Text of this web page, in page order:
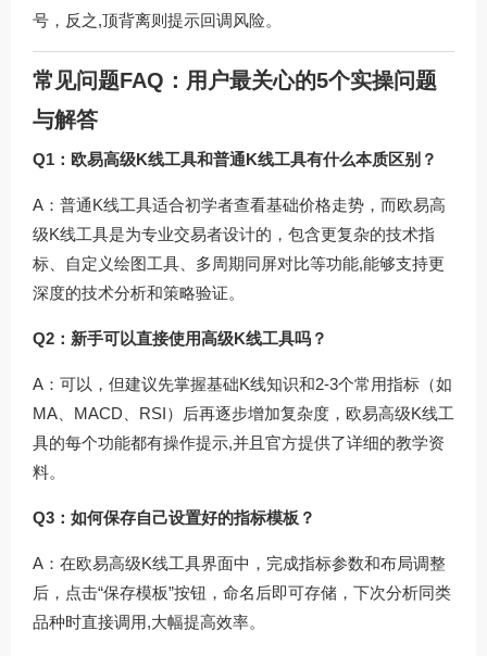
号，反之,顶背离则提示回调风险。
常见问题FAQ：用户最关心的5个实操问题
与解答
Q1：欧易高级K线工具和普通K线工具有什么本质区别？
A：普通K线工具适合初学者查看基础价格走势，而欧易高
级K线工具是为专业交易者设计的，包含更复杂的技术指
标、自定义绘图工具、多周期同屏对比等功能,能够支持更
深度的技术分析和策略验证。
Q2：新手可以直接使用高级K线工具吗？
A：可以，但建议先掌握基础K线知识和2-3个常用指标（如
MA、MACD、RSI）后再逐步增加复杂度，欧易高级K线工
具的每个功能都有操作提示,并且官方提供了详细的教学资
料。
Q3：如何保存自己设置好的指标模板？
A：在欧易高级K线工具界面中，完成指标参数和布局调整
后，点击“保存模板”按钮，命名后即可存储，下次分析同类
品种时直接调用,大幅提高效率。